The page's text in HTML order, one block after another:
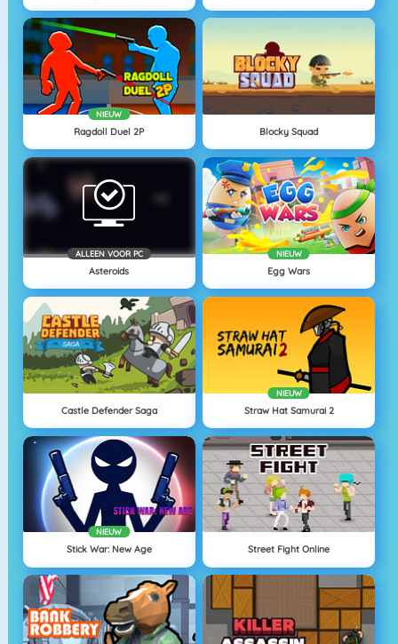
NIEUW
Ragdoll Duel 2P Blocky Squad
ALLEEN VOOR PC
Asteroids
NIEUW
Egg Wars
Castle Defender Saga
NIEUW
Straw Hat Samurai 2
NIEUW
Stick War: New Age Street Fight Online